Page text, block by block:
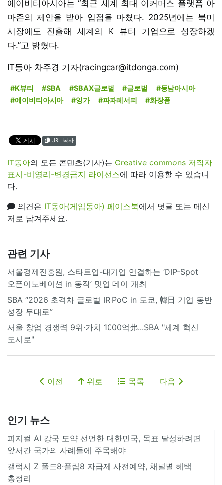
에이비티아시아는 “최근 세계 최대 이커머스 플랫폼 아
마존의 제안을 받아 입점을 마쳤다. 2025년에는 북미
시장에도 진출해 세계의 K 뷰티 기업으로 성장하겠
다.”고 밝혔다.
IT동아 차주경 기자(racingcar@itdonga.com)
#K뷰티 #SBA #SBAX글로벌 #글로벌
#동남아시아
#에이비티아시아
#잉가 #파파레서피 #화장품
URL 복사
IT동아의 모든 콘텐츠(기사)는 Creative commons 저작자
표시-비영리-변경금지 라이선스에 따라 이용할 수 있습니
다.
의견은 IT동아(게임동아) 페이스북에서 덧글 또는 메신
저로 남겨주세요.
관련 기사
서울경제진흥원, 스타트업-대기업 연결하는 ‘DIP-Spot
오픈이노베이션 in 동작’ 밋업 데이 개최
SBA “2026 초격차 글로벌 IR·PoC in 도쿄, 韓日 기업 동반
성장 무대로”
서울 창업 경쟁력 9위·가치 1000억弗...SBA "세계 혁신
도시로"
이전 위로 목록 다음
인기 뉴스
피지컬 AI 강국 도약 선언한 대한민국, 목표 달성하려면
앞서간 국가의 사례들에 주목해야
갤럭시 Z 폴드8·플립8 자급제 사전예약, 채널별 혜택
총정리